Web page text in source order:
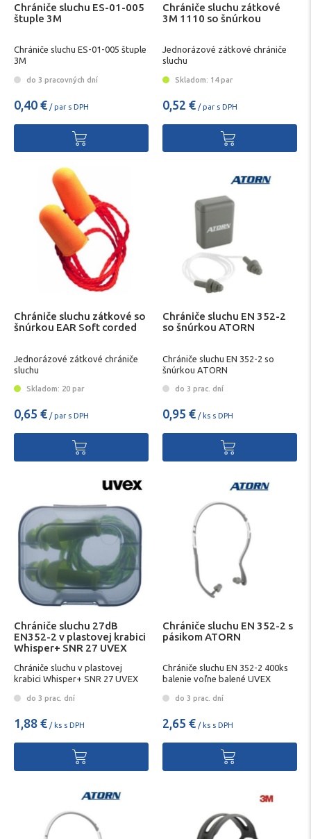
Chrániče sluchu ES-01-005
štuple 3M
Chrániče sluchu ES-01-005 štuple
3M
do 3 pracovných dní
0,40 € / par s DPH
Chrániče sluchu zátkové
3M 1110 so šnúrkou
Jednorázové zátkové chrániče
sluchu
Skladom: 14 par
0,52 € / par s DPH
Chrániče sluchu zátkové so
šnúrkou EAR Soft corded
Jednorázové zátkové chrániče
sluchu
Skladom: 20 par
0,65 € / par s DPH
Chrániče sluchu EN 352-2
so šnúrkou ATORN
Chrániče sluchu EN 352-2 so
šnúrkou ATORN
do 3 prac. dní
0,95 € / ks s DPH
Chrániče sluchu 27dB
EN352-2 v plastovej krabici
Whisper+ SNR 27 UVEX
Chrániče sluchu v plastovej
krabici Whisper+ SNR 27 UVEX
do 3 prac. dní
1,88 € / ks s DPH
Chrániče sluchu EN 352-2 s
pásikom ATORN
Chrániče sluchu EN 352-2 400ks
balenie voľne balené UVEX
do 3 prac. dní
2,65 € / ks s DPH